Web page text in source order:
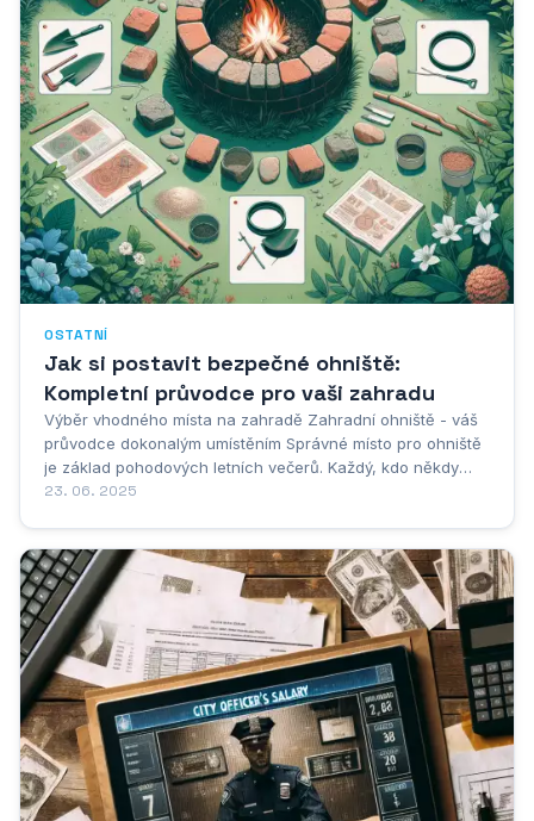
OSTATNÍ
Jak si postavit bezpečné ohniště:
Kompletní průvodce pro vaši zahradu
Výběr vhodného místa na zahradě Zahradní ohniště - váš
průvodce dokonalým umístěním Správné místo pro ohniště
je základ pohodových letních večerů. Každý, kdo někdy
stihnul postavit ohniště na zahradě ví, že to chce trochu
23. 06. 2025